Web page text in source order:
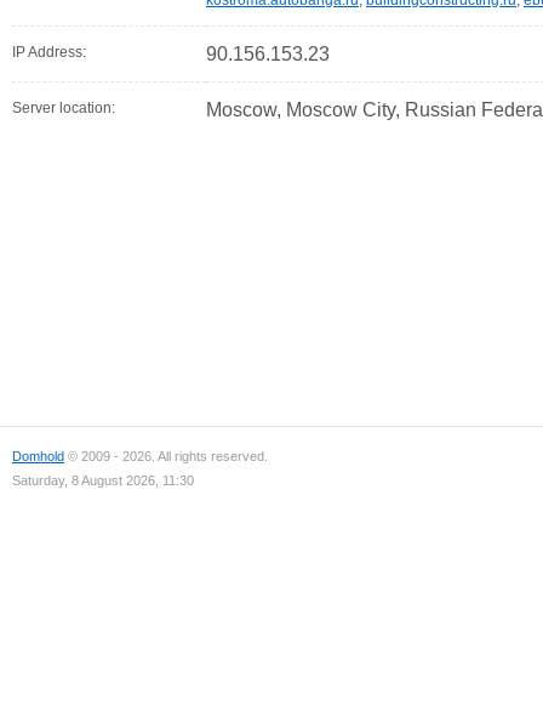
IP Address: 90.156.153.23
Server location: Moscow, Moscow City, Russian
Domhold © 2009 - 2026. All rights reserved.
Saturday, 8 August 2026, 11:30